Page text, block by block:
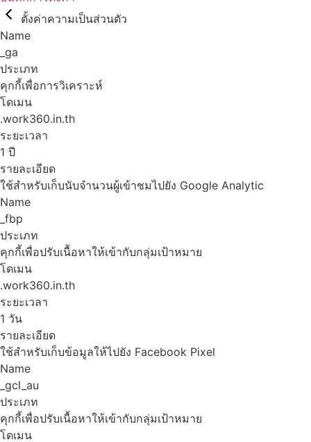
ตั้งค่าความเป็นส่วนตัว
Name
_ga
ประเภท
คุกกี้เพื่อการวิเคราะห์
โดเมน
.work360.in.th
ระยะเวลา
1 ปี
รายละเอียด
ใช้สำหรับเก็บนับจำนวนผู้เข้าชมไปยัง Google Analytic
Name
_fbp
ประเภท
คุกกี้เพื่อปรับเนื้อหาให้เข้ากับกลุ่มเป้าหมาย
โดเมน
.work360.in.th
ระยะเวลา
1 วัน
รายละเอียด
ใช้สำหรับเก็บข้อมูลให้ไปยัง Facebook Pixel
Name
_gcl_au
ประเภท
คุกกี้เพื่อปรับเนื้อหาให้เข้ากับกลุ่มเป้าหมาย
โดเมน